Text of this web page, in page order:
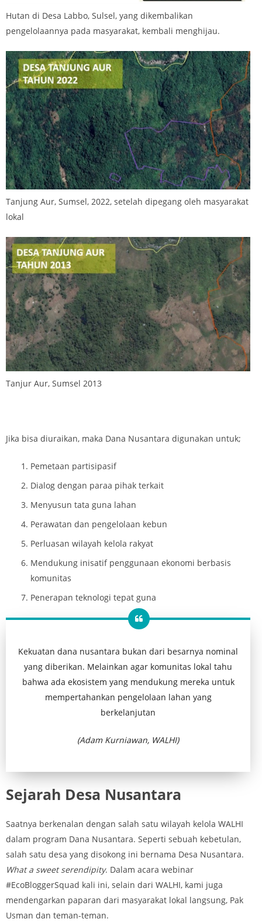
Hutan di Desa Labbo, Sulsel, yang dikembalikan
pengelolaannya pada masyarakat, kembali menghijau.
Tanjung Aur, Sumsel, 2022, setelah dipegang oleh masyarakat
lokal
Tanjur Aur, Sumsel 2013
Jika bisa diuraikan, maka Dana Nusantara digunakan untuk;
Pemetaan partisipasif
Dialog dengan paraa pihak terkait
Menyusun tata guna lahan
Perawatan dan pengelolaan kebun
Perluasan wilayah kelola rakyat
Mendukung inisatif penggunaan ekonomi berbasis
komunitas
Penerapan teknologi tepat guna
Kekuatan dana nusantara bukan dari besarnya nominal
yang diberikan. Melainkan agar komunitas lokal tahu
bahwa ada ekosistem yang mendukung mereka untuk
mempertahankan pengelolaan lahan yang
berkelanjutan
(Adam Kurniawan, WALHI)
Sejarah Desa Nusantara
Saatnya berkenalan dengan salah satu wilayah kelola WALHI
dalam program Dana Nusantara. Seperti sebuah kebetulan,
salah satu desa yang disokong ini bernama Desa Nusantara.
What a sweet serendipity. Dalam acara webinar
#EcoBloggerSquad kali ini, selain dari WALHI, kami juga
mendengarkan paparan dari masyarakat lokal langsung, Pak
Usman dan teman-teman.